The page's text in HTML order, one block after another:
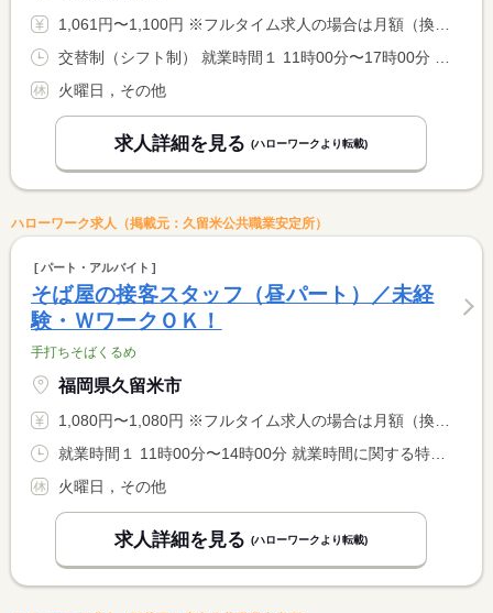
1,061円〜1,100円 ※フルタイム求人の場合は月額（換算額）、パート求人の場合は時間額を表示しています。
火曜日，その他
求人詳細を見る (ハローワークより転載)
ハローワーク求人（掲載元：久留米公共職業安定所）
パート・アルバイト
そば屋の接客スタッフ（昼パート）／未経
験・ＷワークＯＫ！
手打ちそばくるめ
福岡県久留米市
1,080円〜1,080円 ※フルタイム求人の場合は月額（換算額）、パート求人の場合は時間額を表示しています。
火曜日，その他
求人詳細を見る (ハローワークより転載)